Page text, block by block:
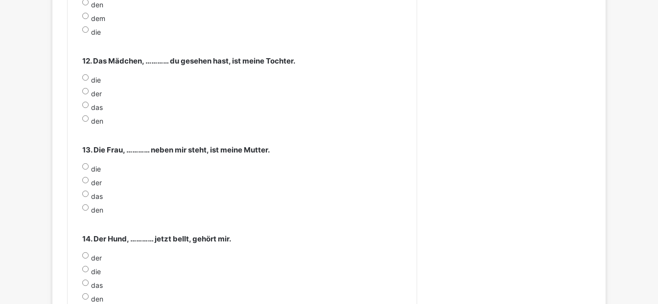
den
dem
die
12. Das Mädchen, ………… du gesehen hast, ist meine Tochter.
die
der
das
den
13. Die Frau, ………… neben mir steht, ist meine Mutter.
die
der
das
den
14. Der Hund, ………… jetzt bellt, gehört mir.
der
die
das
den